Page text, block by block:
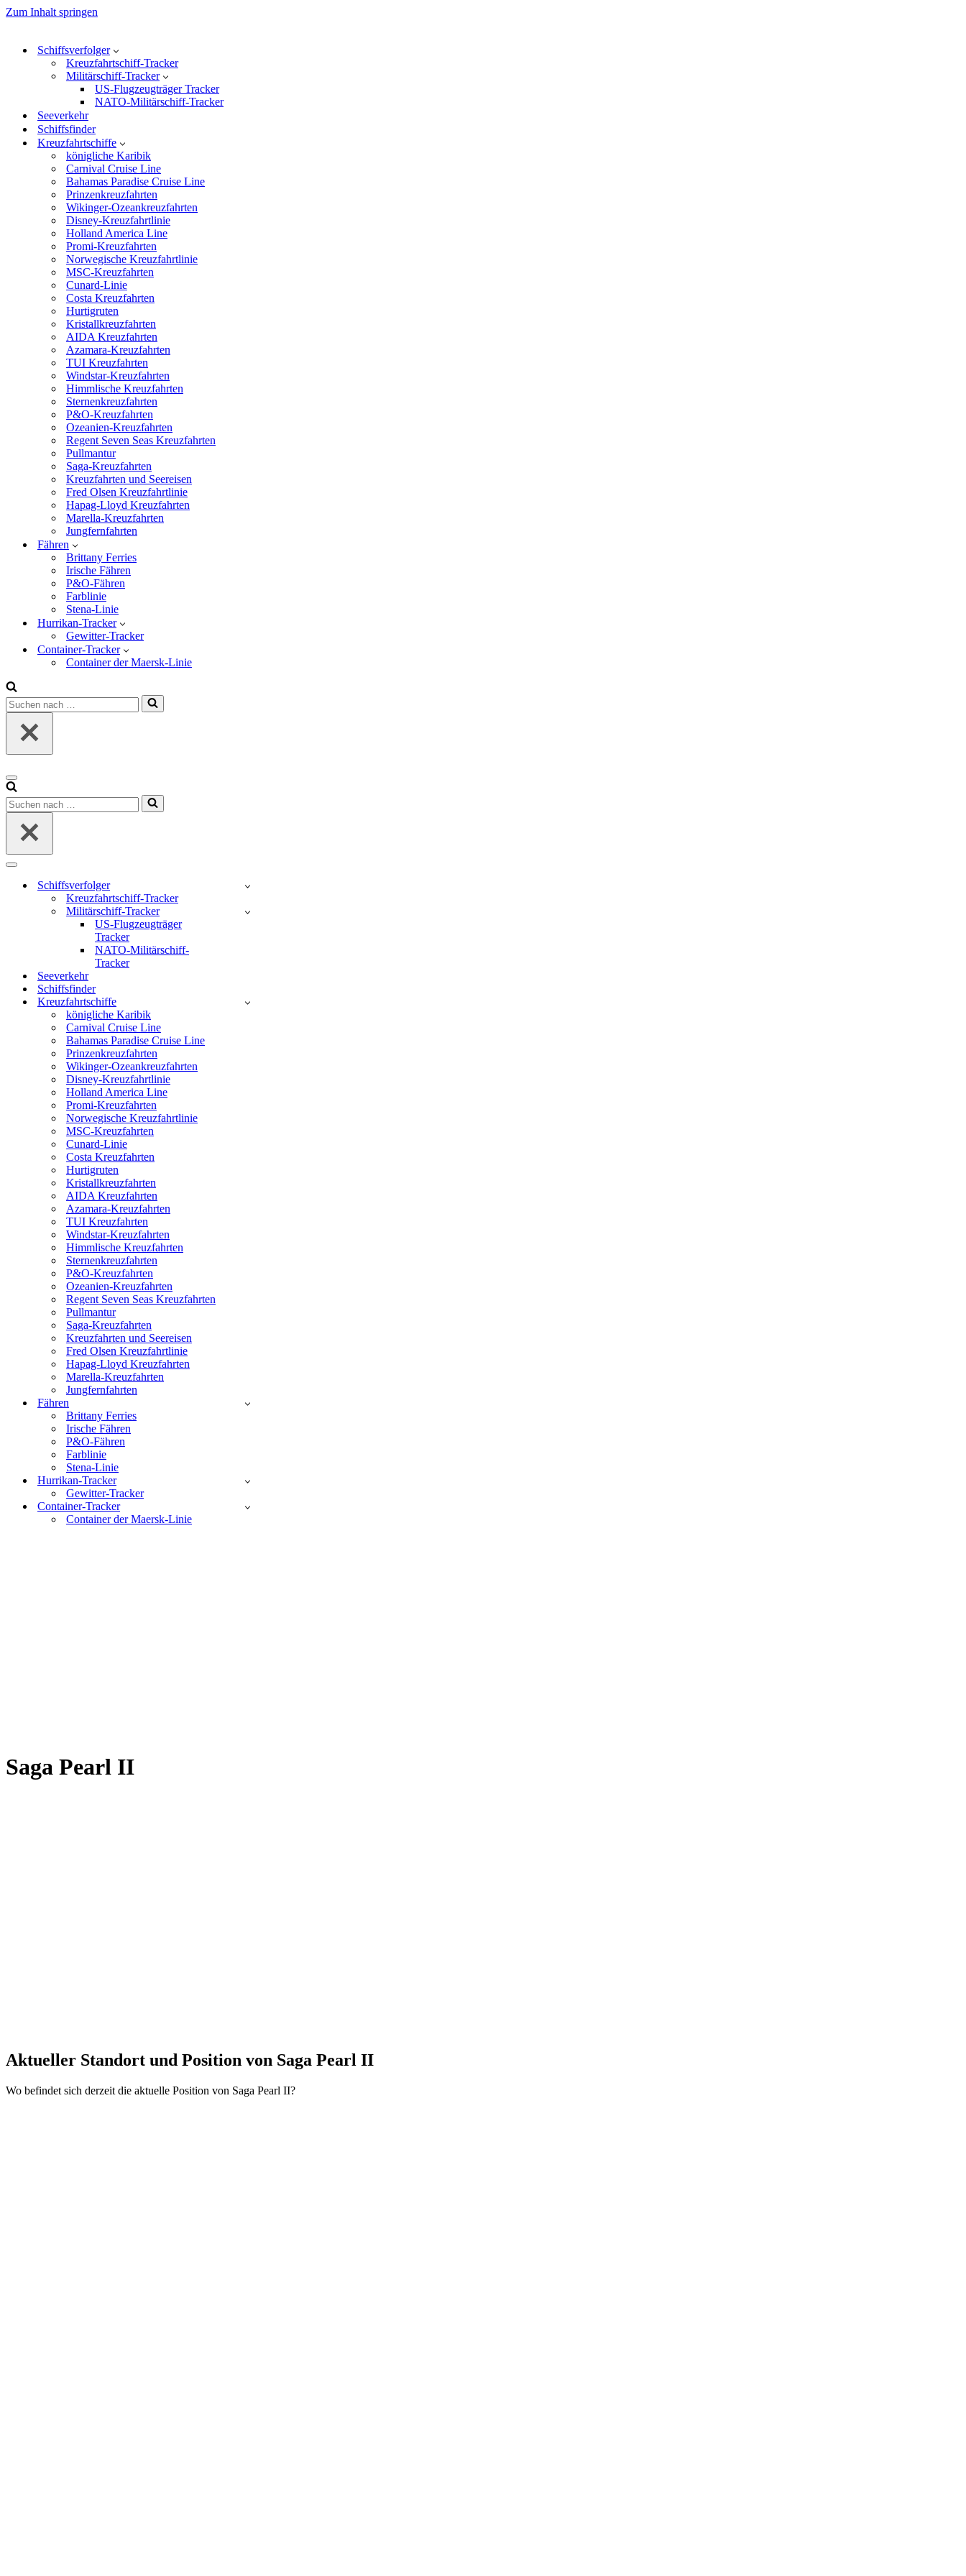
Zum Inhalt springen
Schiffsverfolger
Kreuzfahrtschiff-Tracker
Militärschiff-Tracker
US-Flugzeugträger Tracker
NATO-Militärschiff-Tracker
Seeverkehr
Schiffsfinder
Kreuzfahrtschiffe
königliche Karibik
Carnival Cruise Line
Bahamas Paradise Cruise Line
Prinzenkreuzfahrten
Wikinger-Ozeankreuzfahrten
Disney-Kreuzfahrtlinie
Holland America Line
Promi-Kreuzfahrten
Norwegische Kreuzfahrtlinie
MSC-Kreuzfahrten
Cunard-Linie
Costa Kreuzfahrten
Hurtigruten
Kristallkreuzfahrten
AIDA Kreuzfahrten
Azamara-Kreuzfahrten
TUI Kreuzfahrten
Windstar-Kreuzfahrten
Himmlische Kreuzfahrten
Sternenkreuzfahrten
P&O-Kreuzfahrten
Ozeanien-Kreuzfahrten
Regent Seven Seas Kreuzfahrten
Pullmantur
Saga-Kreuzfahrten
Kreuzfahrten und Seereisen
Fred Olsen Kreuzfahrtlinie
Hapag-Lloyd Kreuzfahrten
Marella-Kreuzfahrten
Jungfernfahrten
Fähren
Brittany Ferries
Irische Fähren
P&O-Fähren
Farblinie
Stena-Linie
Hurrikan-Tracker
Gewitter-Tracker
Container-Tracker
Container der Maersk-Linie
Suchen
nach …
Navigations-
Menü
Suchen
nach …
Navigations-
Schiffsverfolger
Kreuzfahrtschiff-Tracker
Militärschiff-Tracker
US-Flugzeugträger
Tracker
NATO-Militärschiff-
Tracker
Seeverkehr
Schiffsfinder
Kreuzfahrtschiffe
königliche Karibik
Carnival Cruise Line
Bahamas Paradise Cruise Line
Prinzenkreuzfahrten
Wikinger-Ozeankreuzfahrten
Disney-Kreuzfahrtlinie
Holland America Line
Promi-Kreuzfahrten
Norwegische Kreuzfahrtlinie
MSC-Kreuzfahrten
Cunard-Linie
Costa Kreuzfahrten
Hurtigruten
Kristallkreuzfahrten
AIDA Kreuzfahrten
Azamara-Kreuzfahrten
TUI Kreuzfahrten
Windstar-Kreuzfahrten
Himmlische Kreuzfahrten
Sternenkreuzfahrten
P&O-Kreuzfahrten
Ozeanien-Kreuzfahrten
Regent Seven Seas Kreuzfahrten
Pullmantur
Saga-Kreuzfahrten
Kreuzfahrten und Seereisen
Fred Olsen Kreuzfahrtlinie
Hapag-Lloyd Kreuzfahrten
Marella-Kreuzfahrten
Jungfernfahrten
Fähren
Brittany Ferries
Irische Fähren
P&O-Fähren
Farblinie
Stena-Linie
Hurrikan-Tracker
Gewitter-Tracker
Container-Tracker
Container der Maersk-Linie
Saga Pearl II
Aktueller Standort und Position von Saga Pearl II
Wo befindet sich derzeit die aktuelle Position von Saga Pearl II?